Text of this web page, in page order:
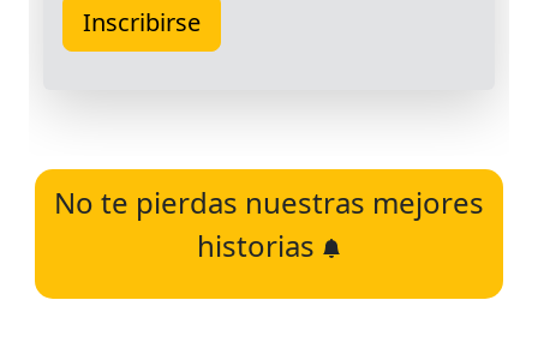
No te pierdas nuestras mejores
historias